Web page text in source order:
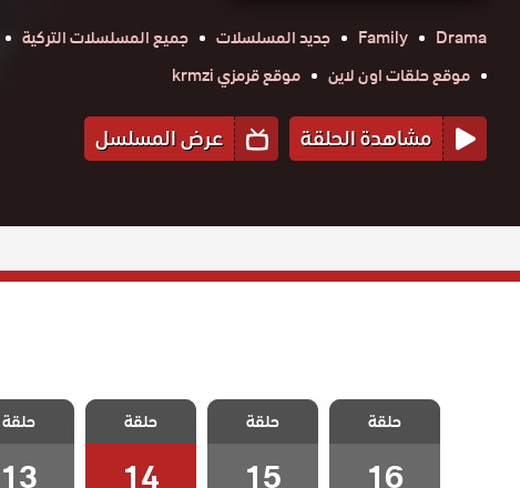
Drama
Family جديد المسلسلات جميع المسلسلات التركية
موقع حلقات اون لاين
موقع قرمزي krmzi
مشاهدة الحلقة عرض المسلسل
مسلسل تحت
الارض الحلقة 16
حلقة
16
مسلسل تحت
الارض الحلقة 15
حلقة
15
مسلسل تحت
الارض الحلقة 14
حلقة
14
مسلسل
الارض الحلقة 13
حلقة
13